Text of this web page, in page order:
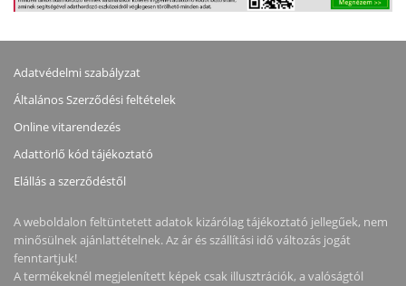
Adatvédelmi szabályzat
Általános Szerződési feltételek
Online vitarendezés
Adattörlő kód tájékoztató
Elállás a szerződéstől
A weboldalon feltüntetett adatok kizárólag tájékoztató jellegűek, nem
minősülnek ajánlattételnek. Az ár és szállítási idő változás jogát
fenntartjuk!
A termékeknél megjelenített képek csak illusztrációk, a valóságtól